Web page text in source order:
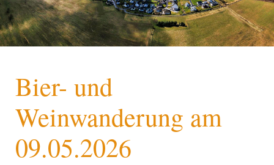
Bier- und
Weinwanderung am
09.05.2026